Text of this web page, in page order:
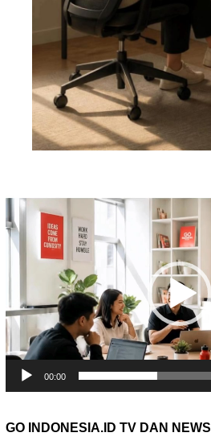
Pemutar
Video
00:00
GO INDONESIA.ID TV DAN NEWS